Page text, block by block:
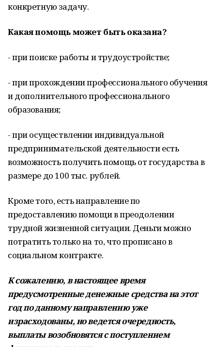
конкретную задачу.
Какая помощь может быть оказана?
- при поиске работы и трудоустройстве;
- при прохождении профессионального обучения
и дополнительного профессионального
образования;
- при осуществлении индивидуальной
предпринимательской деятельности есть
возможность получить помощь от государства в
размере до 100 тыс. рублей.
Кроме того, есть направление по
предоставлению помощи в преодолении
трудной жизненной ситуации. Деньги можно
потратить только на то, что прописано в
социальном контракте.
К сожалению, в настоящее время
предусмотренные денежные средства на этот
год по данному направлению уже
израсходованы, но ведется очередность,
выплаты возобновятся с поступлением